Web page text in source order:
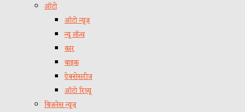
ऑटो
ऑटो न्यूज़
न्यू लॉन्च
कार
बाइक
ऐक्सेसरीज
ऑटो रिव्यू
बिजनेस न्यूज़